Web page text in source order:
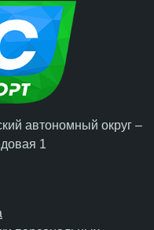
автономный округ –
1